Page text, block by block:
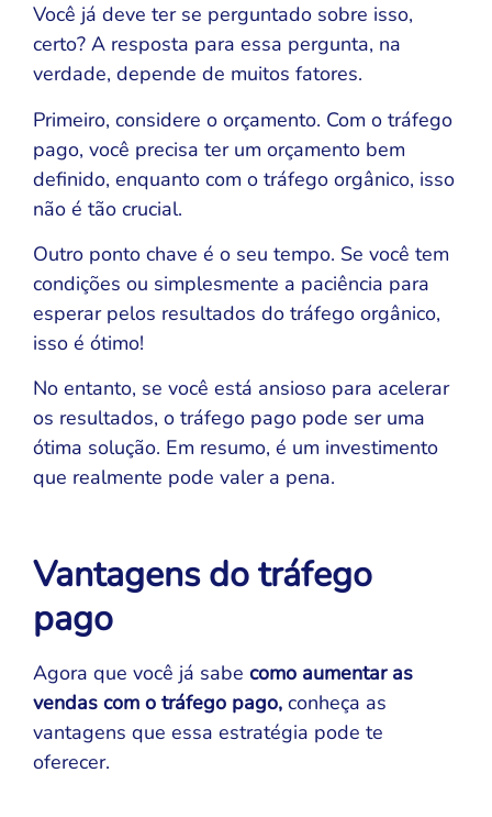
Você já deve ter se perguntado sobre isso,
certo? A resposta para essa pergunta, na
verdade, depende de muitos fatores.
Primeiro, considere o orçamento. Com o tráfego
pago, você precisa ter um orçamento bem
definido, enquanto com o tráfego orgânico, isso
não é tão crucial.
Outro ponto chave é o seu tempo. Se você tem
condições ou simplesmente a paciência para
esperar pelos resultados do tráfego orgânico,
isso é ótimo!
No entanto, se você está ansioso para acelerar
os resultados, o tráfego pago pode ser uma
ótima solução. Em resumo, é um investimento
que realmente pode valer a pena.
Vantagens do tráfego
pago
Agora que você já sabe como aumentar as
vendas com o tráfego pago, conheça as
vantagens que essa estratégia pode te
oferecer.